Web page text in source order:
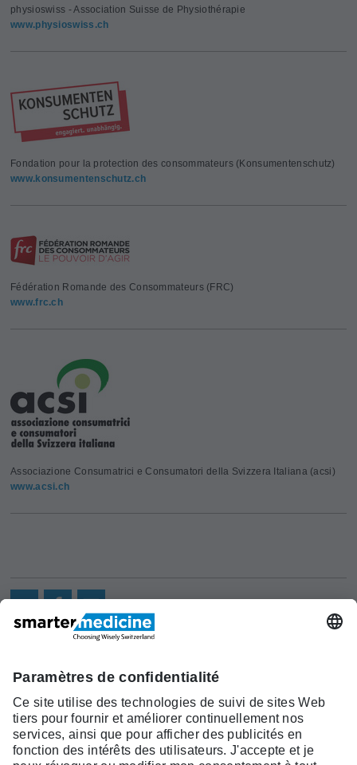
physioswiss - Association Suisse de Physiothérapie
www.physioswiss.ch
Fondation pour la protection des consommateurs (Konsumentenschutz)
www.konsumentenschutz.ch
Fédération Romande des Consommateurs (FRC)
www.frc.ch
Associazione Consumatrici e Consumatori della Svizzera Italiana (acsi)
www.acsi.ch
smarter
medicine?
Liste Top 5
Recherche
Contact
c/o Société Suisse de Médécine
Interne Générale
Monbijoustrasse 43, Case postale,
3001 Berne
Tél. +41 31 370 40 00, Fax +41 31
370 40 19